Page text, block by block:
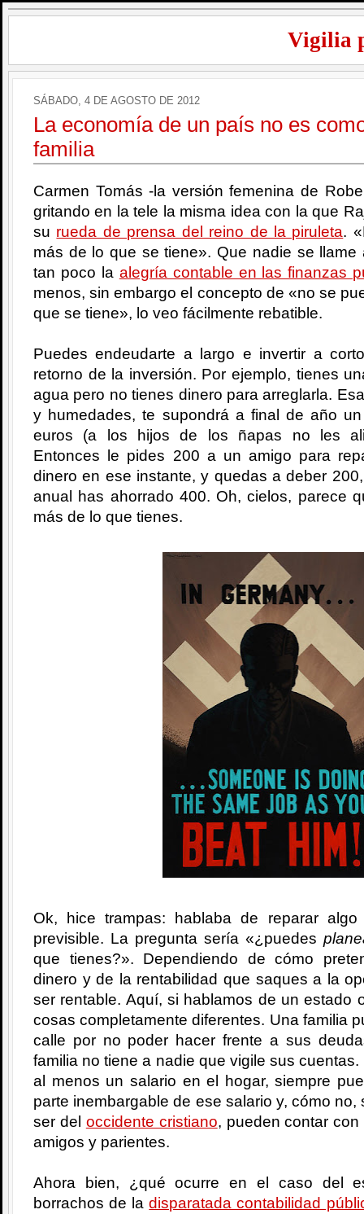
Vigilia
SÁBADO, 4 DE AGOSTO DE 2012
La economía de un país no es
familia
Carmen Tomás -la versión femenina de
gritando en la tele la misma idea con la que
su rueda de prensa del reino de la piruleta.
más de lo que se tiene». Que nadie se llame
tan poco la alegría contable en las finanzas
menos, sin embargo el concepto de «no se
que se tiene», lo veo fácilmente rebatible.
Puedes endeudarte a largo e invertir a
retorno de la inversión. Por ejemplo, tienes
agua pero no tienes dinero para arreglarla.
y humedades, te supondrá a final de año
euros (a los hijos de los ñapas no les
Entonces le pides 200 a un amigo para
dinero en ese instante, y quedas a deber
anual has ahorrado 400. Oh, cielos, parece
más de lo que tienes.
Ok, hice trampas: hablaba de reparar
previsible. La pregunta sería «¿puedes
que tienes?». Dependiendo de cómo
dinero y de la rentabilidad que saques a la
ser rentable. Aquí, si hablamos de un estado
cosas completamente diferentes. Una familia
calle por no poder hacer frente a sus
familia no tiene a nadie que vigile sus
al menos un salario en el hogar, siempre
parte inembargable de ese salario y, cómo no,
ser del occidente cristiano, pueden contar
amigos y parientes.
Ahora bien, ¿qué ocurre en el caso del
borrachos de ladisparatada contabilidad